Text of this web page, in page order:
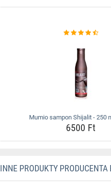
Mumio sampon Shijalit - 250
6500 Ft
INNE PRODUKTY PRODUCENTA